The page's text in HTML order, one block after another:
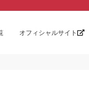
オフィシャルサイト